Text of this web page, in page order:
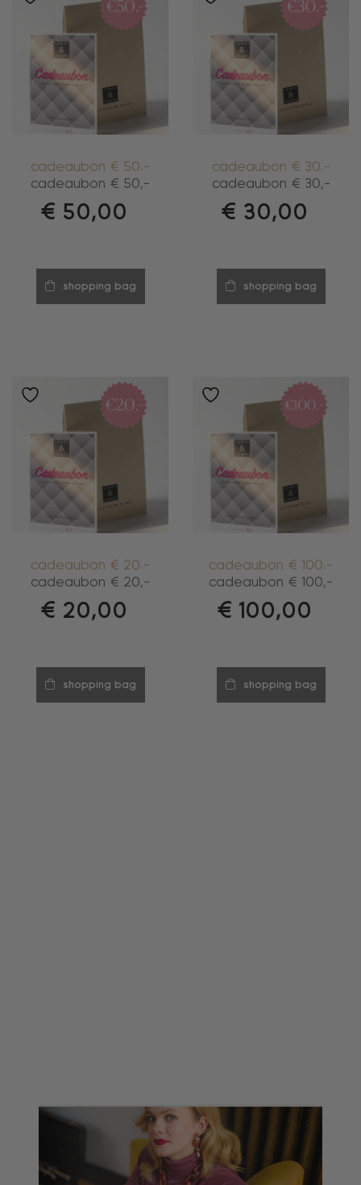
cadeaubon € 50.-
cadeaubon € 50,-
€ 50,00
shopping bag
cadeaubon € 30.-
cadeaubon € 30,-
€ 30,00
shopping bag
cadeaubon € 20.-
cadeaubon € 20,-
€ 20,00
shopping bag
cadeaubon € 100.-
cadeaubon € 100,-
€ 100,00
shopping bag